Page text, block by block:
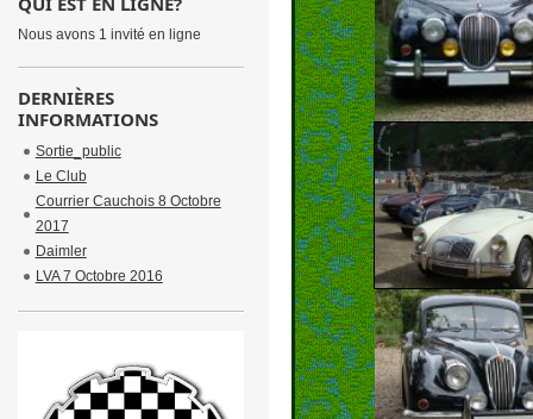
Nous avons 1 invité en ligne
DERNIÈRES
INFORMATIONS
Sortie_public
Le Club
Courrier Cauchois 8 Octobre
2017
Daimler
LVA 7 Octobre 2016